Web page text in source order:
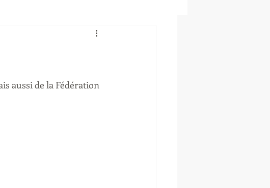
aussi de la Fédération